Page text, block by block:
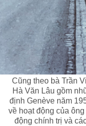
Cũng theo bà Trần
Hà Văn Lâu gồm
định Genève năm
về hoạt động của
động chính trị và